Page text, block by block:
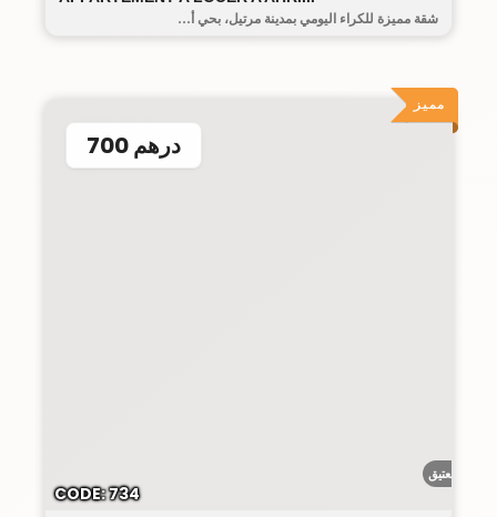
شقة مميزة للكراء اليومي بمدينة مرتيل، بحي أ...
مميز
البيت العتيق
700 درهم
CODE: 734